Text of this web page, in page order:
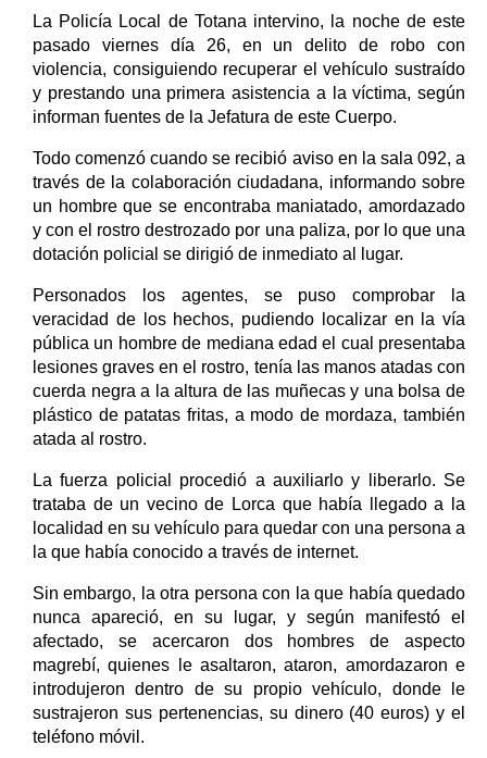
La Policía Local de Totana intervino, la noche de este
pasado viernes día 26, en un delito de robo con
violencia, consiguiendo recuperar el vehículo sustraído
y prestando una primera asistencia a la víctima, según
informan fuentes de la Jefatura de este Cuerpo.
Todo comenzó cuando se recibió aviso en la sala 092, a
través de la colaboración ciudadana, informando sobre
un hombre que se encontraba maniatado, amordazado
y con el rostro destrozado por una paliza, por lo que una
dotación policial se dirigió de inmediato al lugar.
Personados los agentes, se puso comprobar la
veracidad de los hechos, pudiendo localizar en la vía
pública un hombre de mediana edad el cual presentaba
lesiones graves en el rostro, tenía las manos atadas con
cuerda negra a la altura de las muñecas y una bolsa de
plástico de patatas fritas, a modo de mordaza, también
atada al rostro.
La fuerza policial procedió a auxiliarlo y liberarlo. Se
trataba de un vecino de Lorca que había llegado a la
localidad en su vehículo para quedar con una persona a
la que había conocido a través de internet.
Sin embargo, la otra persona con la que había quedado
nunca apareció, en su lugar, y según manifestó el
afectado, se acercaron dos hombres de aspecto
magrebí, quienes le asaltaron, ataron, amordazaron e
introdujeron dentro de su propio vehículo, donde le
sustrajeron sus pertenencias, su dinero (40 euros) y el
teléfono móvil.